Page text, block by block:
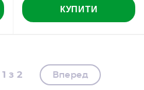
КУПИТИ
1 2 Вперед